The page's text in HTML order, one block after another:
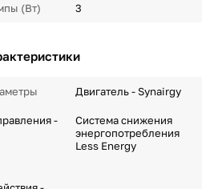
(Вт) 3
Двигатель - Synairgy
-
Система снижения
энергопотребления
Less Energy